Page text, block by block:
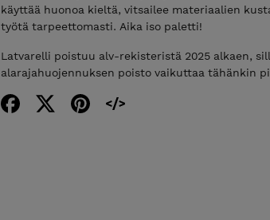
käyttää huonoa kieltä, vitsailee materiaalien
työtä tarpeettomasti. Aika iso paletti!
Latvarelli poistuu alv-rekisteristä 2025 alkaen,
alarajahuojennuksen poisto vaikuttaa tähänkin